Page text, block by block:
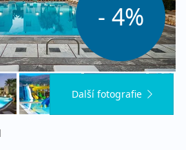
- 4%
Další fotografie